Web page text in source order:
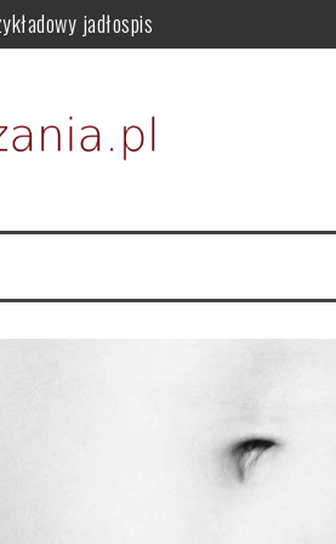
jadłospis
i przeciwwskazania
na zdrowe odchudzanie
zastosowanie w kosmetykach